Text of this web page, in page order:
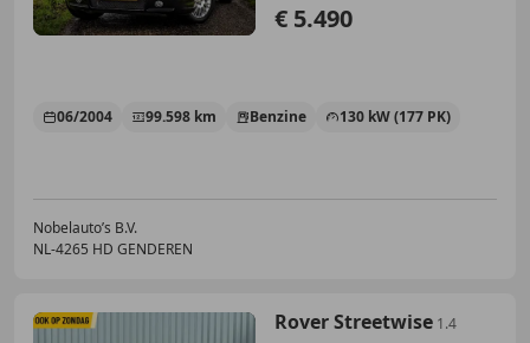
€ 5.490
06/2004 99.598 km Benzine 130 kW (177 PK)
Nobelauto’s B.V.
NL-4265 HD GENDEREN
Rover Streetwise 1.4